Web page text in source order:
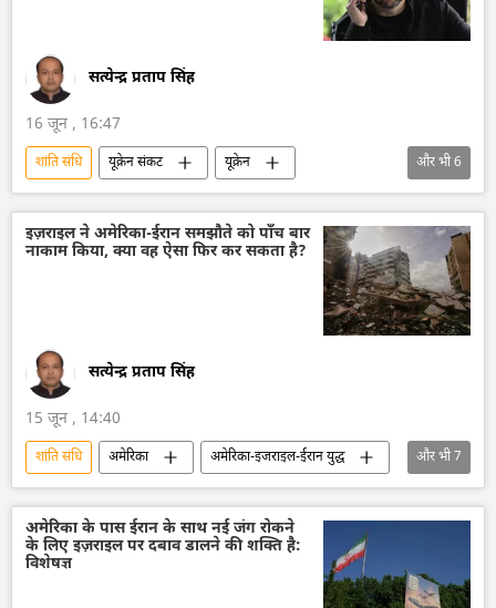
सत्येन्द्र प्रताप सिंह
16 जून , 16:47
शांति संधि यूक्रेन संकट
यूक्रेन
वोलोडिमिर ज़ेलेंस्की
रूस
क्रेमलिन
क्रेमलिन के प्रवक्ता दिमित्री पेसकोव
व्लादिमीर पुतिन
और भी6
इज़राइल ने अमेरिका-ईरान समझौते को पाँच बार
नाकाम किया, क्या वह ऐसा फिर कर सकता है?
सत्येन्द्र प्रताप सिंह
15 जून , 14:40
शांति संधि अमेरिका
अमेरिका-इजराइल-ईरान युद्ध
ईरान
इज़राइल
इज़राइल रक्षा सेना
लेबनान
विश्व शांति
डोनाल्ड ट्रंप
Sputnik मान्यता
और भी7
अमेरिका के पास ईरान के साथ नई जंग रोकने
के लिए इज़राइल पर दबाव डालने की शक्ति है:
विशेषज्ञ